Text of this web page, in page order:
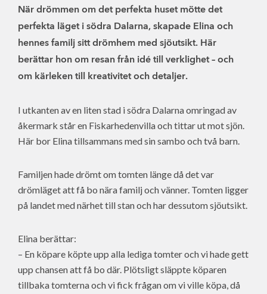
När drömmen om det perfekta huset mötte det
perfekta läget i södra Dalarna, skapade Elina och
hennes familj sitt drömhem med sjöutsikt. Här
berättar hon om resan från idé till verklighet – och
om kärleken till kreativitet och detaljer.
I utkanten av en liten stad i södra Dalarna omringad av
åkermark står en Fiskarhedenvilla och tittar ut mot sjön.
Här bor Elina tillsammans med sin sambo och två barn.
Familjen hade drömt om tomten länge då det var
drömläget att få bo nära familj och vänner. Tomten ligger
på landet med närhet till stan och har dessutom sjöutsikt.
Elina berättar:
– En köpare köpte upp alla lediga tomter och vi hade gett
upp chansen att få bo där. Plötsligt släppte köparen
tillbaka tomterna och vi fick frågan om vi ville köpa, då